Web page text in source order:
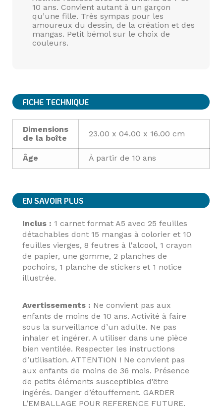
10 ans. Convient autant à un garçon
qu’une fille. Très sympas pour les
amoureux du dessin, de la création et des
mangas. Petit bémol sur le choix de
couleurs.
FICHE TECHNIQUE
Dimensions
de la boîte
23.00 x 04.00 x 16.00 cm
Âge À partir de 10 ans
EN SAVOIR PLUS
Inclus : 1 carnet format A5 avec 25 feuilles
détachables dont 15 mangas à colorier et 10
feuilles vierges, 8 feutres à l'alcool, 1 crayon
de papier, une gomme, 2 planches de
pochoirs, 1 planche de stickers et 1 notice
illustrée.
Avertissements : Ne convient pas aux
enfants de moins de 10 ans. Activité à faire
sous la surveillance d’un adulte. Ne pas
inhaler et ingérer. A utiliser dans une pièce
bien ventilée. Respecter les instructions
d’utilisation. ATTENTION ! Ne convient pas
aux enfants de moins de 36 mois. Présence
de petits éléments susceptibles d’être
ingérés. Danger d’étouffement. GARDER
L’EMBALLAGE POUR REFERENCE FUTURE.